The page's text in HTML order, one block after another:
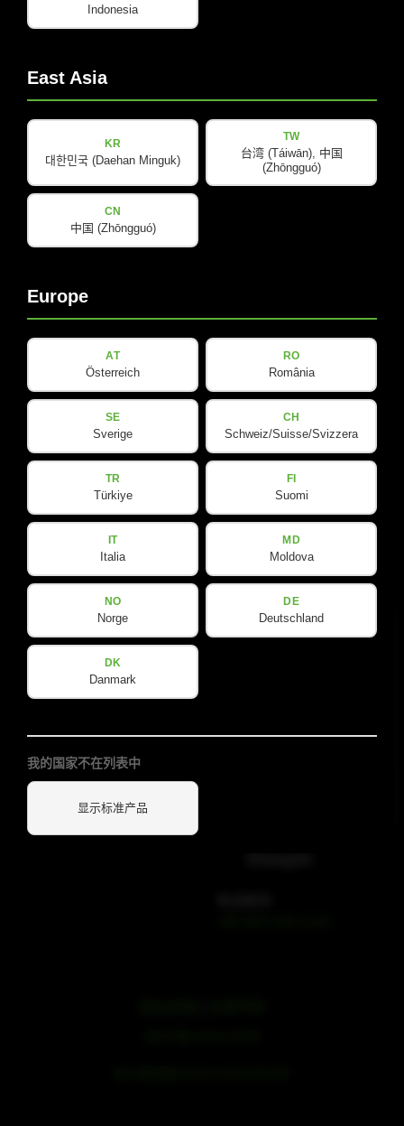
Amps & Controller
C-Line
CV-Line
L-Line
Mi-Line
SMX-Line
Software
YouTube
Facebook
Instagram
LinkedIn
Indonesia
East Asia
KR
대한민국 (Daehan Minguk)
TW
台湾 (Táiwān), 中国
(Zhōngguó)
CN
中国 (Zhōngguó)
Europe
AT
Österreich
RO
România
SE
Sverige
CH
Schweiz/Suisse/Svizzera
TR
Türkiye
FI
Suomi
IT
Italia
MD
Moldova
NO
Norge
DE
Deutschland
DK
Danmark
我的国家不在列表中
显示标准产品